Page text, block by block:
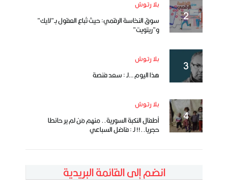
بلا رتوش
سوق النخاسة الرقمي: حيث تُباع العقول بـ”لايك”
و”ريتويت”
بلا رتوش
هذا اليوم …لـ : سعد فنصة
بلا رتوش
أطفال النكبة السورية.. منهم مَن لم ير حائطا
حجريا..!! لـ : فاضل السباعي
انضم إلى القائمة البريدية